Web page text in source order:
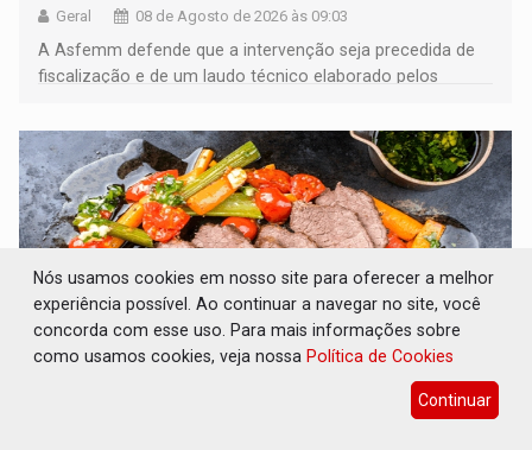
Geral 08 de Agosto de 2026 às 09:03
A Asfemm defende que a intervenção seja precedida de
fiscalização e de um laudo técnico elaborado pelos
VARIANDO O CARDÁPIO: Veja essa receita de
Nós usamos cookies em nosso site para oferecer a melhor
experiência possível. Ao continuar a navegar no site, você
concorda com esse uso. Para mais informações sobre
como usamos cookies, veja nossa Política de Cookies
Continuar